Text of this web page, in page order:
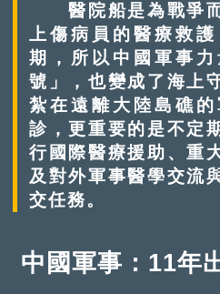
醫院船是為戰爭而
上傷病員的醫療救
期，所以中國軍事
號」，也變成了海上
紮在遠離大陸島礁
診，更重要的是不定
行國際醫療援助、重
及對外軍事醫學交流
交任務。
中國軍事：11年